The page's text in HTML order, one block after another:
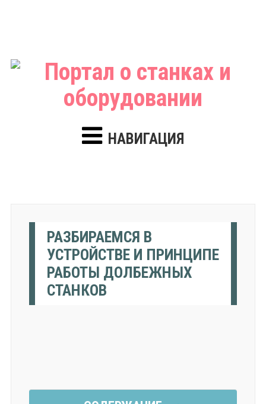
НАВИГАЦИЯ
РАЗБИРАЕМСЯ В
УСТРОЙСТВЕ И ПРИНЦИПЕ
РАБОТЫ ДОЛБЕЖНЫХ
СТАНКОВ